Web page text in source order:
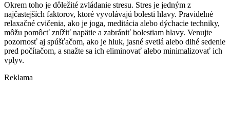
Okrem toho je dôležité zvládanie stresu. Stres je jedným z
najčastejších faktorov, ktoré vyvolávajú bolesti hlavy. Pravidelné
relaxačné cvičenia, ako je joga, meditácia alebo dýchacie techniky,
môžu pomôcť znížiť napätie a zabrániť bolestiam hlavy. Venujte
pozornosť aj spúšťačom, ako je hluk, jasné svetlá alebo dlhé sedenie
pred počítačom, a snažte sa ich eliminovať alebo minimalizovať ich
vplyv.
Reklama